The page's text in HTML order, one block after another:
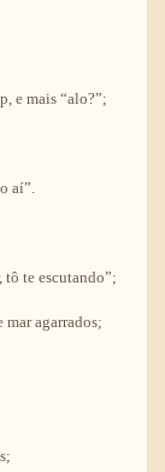
e mais “alo?”;
aí”.
tô te escutando”;
mar agarrados;